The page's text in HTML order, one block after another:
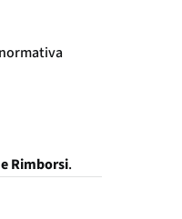
Rimborsi.